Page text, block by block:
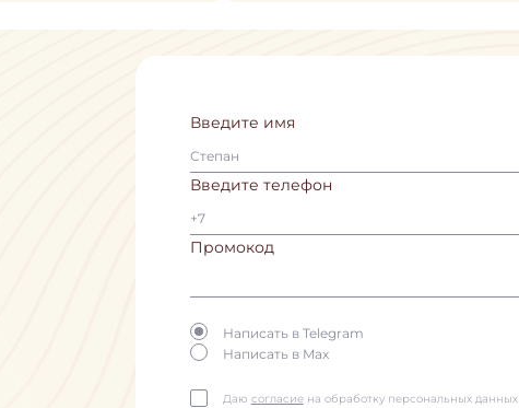
Введите имя
Введите телефон
Промокод
Написать в Telegram
Написать в Max
Даю согласиена обработку персональных данных